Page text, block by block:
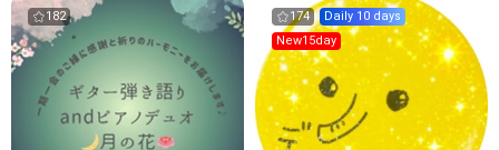
182 174
Daily 10 days
New15day